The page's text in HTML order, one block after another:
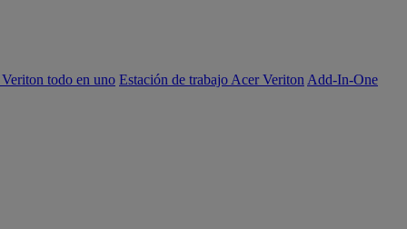
todo en uno Estación de trabajo Acer Veriton Add-In-One